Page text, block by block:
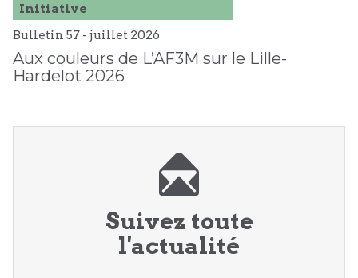
Initiative
Bulletin 57 - juillet 2026
Aux couleurs de L’AF3M sur le Lille-
Hardelot 2026
Suivez toute
l'actualité